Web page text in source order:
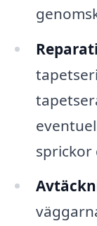
sprickor